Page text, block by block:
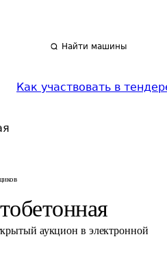
Найти машины
Как участвовать в
аукцион в электронной